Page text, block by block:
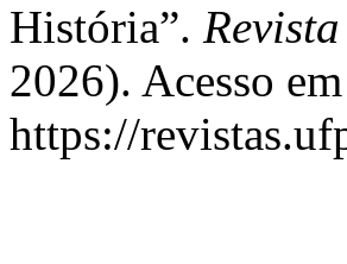
História”.
2026). Acesso
https://